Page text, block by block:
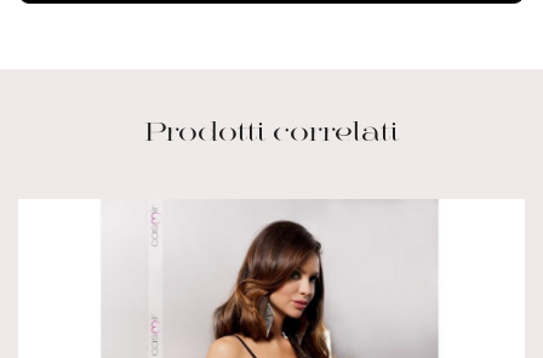
Prodotti correlati